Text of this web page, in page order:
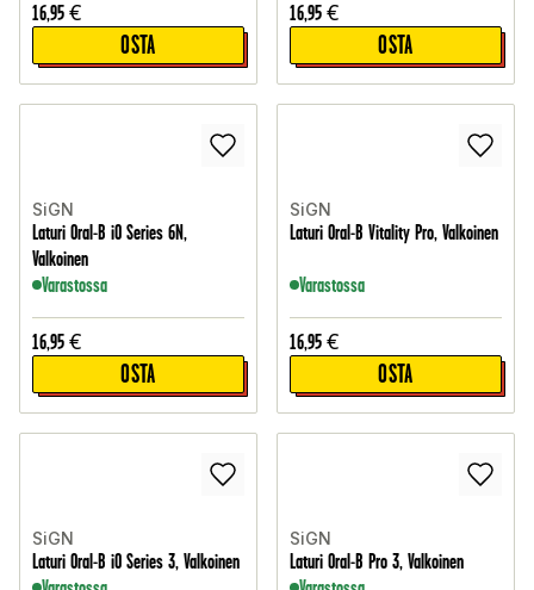
16,95 €
OSTA
16,95 €
OSTA
SiGN
Laturi Oral-B iO Series 6N,
Valkoinen
Varastossa
16,95 €
OSTA
SiGN
Laturi Oral-B Vitality Pro, Valkoinen
Varastossa
16,95 €
OSTA
SiGN
Laturi Oral-B iO Series 3, Valkoinen
SiGN
Laturi Oral-B Pro 3, Valkoinen